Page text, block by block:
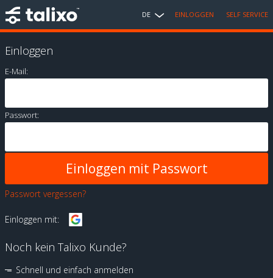
DE EINLOGGEN SELF SERVICE
Einloggen
E-Mail:
Passwort:
Passwort vergessen?
Einloggen mit:
Noch kein Talixo Kunde?
Schnell und einfach anmelden